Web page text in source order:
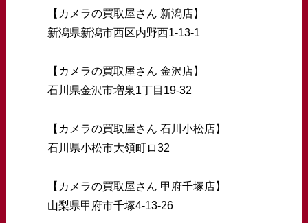
【カメラの買取屋さん 新潟店】
新潟県新潟市西区内野西1-13-1
【カメラの買取屋さん 金沢店】
石川県金沢市増泉1丁目19-32
【カメラの買取屋さん 石川小松店】
石川県小松市大領町ロ32
【カメラの買取屋さん 甲府千塚店】
山梨県甲府市千塚4-13-26